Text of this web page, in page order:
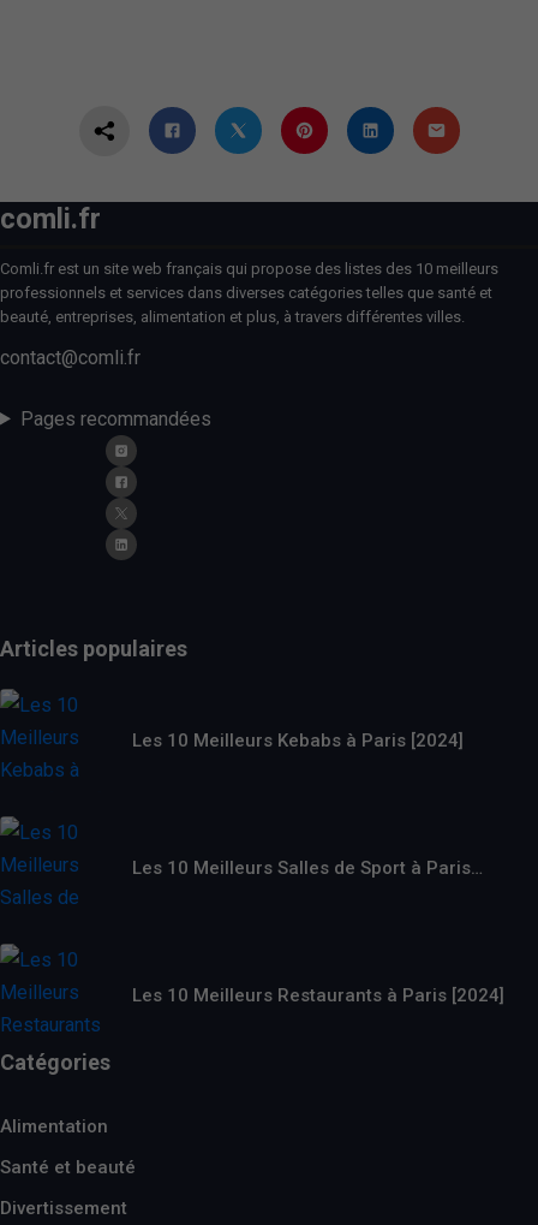
comli.fr
Comli.fr est un site web français qui propose des listes des 10 meilleurs
professionnels et services dans diverses catégories telles que santé et
beauté, entreprises, alimentation et plus, à travers différentes villes.
contact@comli.fr
Pages recommandées
Articles populaires
Les 10 Meilleurs Kebabs à Paris [2024]
Les 10 Meilleurs Salles de Sport à Paris…
Les 10 Meilleurs Restaurants à Paris [2024]
Catégories
Alimentation
Santé et beauté
Divertissement